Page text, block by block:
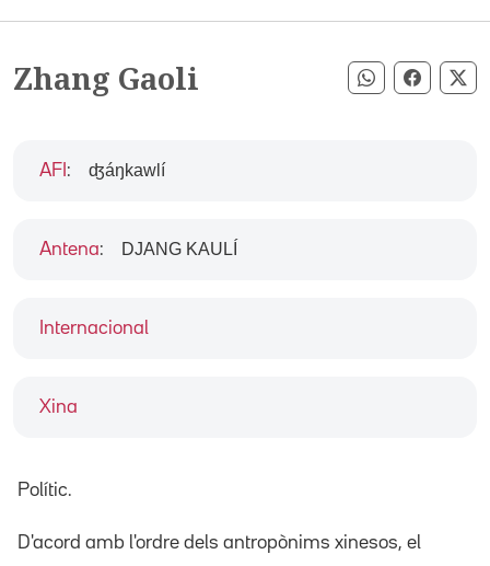
Zhang Gaoli Compartir
Internacional
Xina
AFI : ʤáŋkawlí
Antena: DJANG KAULÍ
Polític.
D'acord amb l'ordre dels antropònims xinesos, el